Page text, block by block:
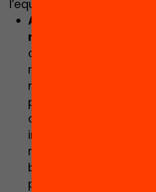
l’equitat i l’accés. Se’n
Activar i ampliar
municipal per
centrades a construir i
mecanismes per a
no suposi una limitació
participació. Tenint en
contextos de cada
impulsar intervencions
reducció de preu de
beques i/o tarifació
positivament en l’accés.